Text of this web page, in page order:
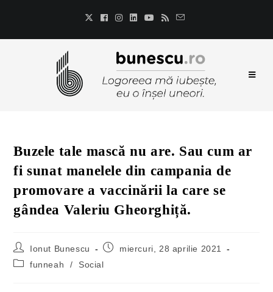
Buzele tale mască nu are. Sau cum ar
fi sunat manelele din campania de
promovare a vaccinării la care se
gândea Valeriu Gheorghiță.
Ionut Bunescu
miercuri, 28 aprilie 2021
funneah
/ Social